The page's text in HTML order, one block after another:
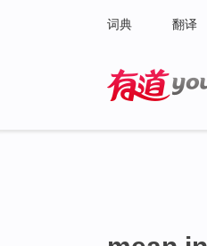
词典 翻译